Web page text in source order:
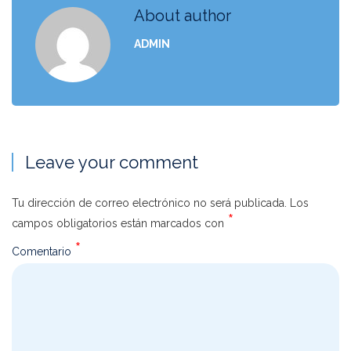
About author
ADMIN
Leave your comment
Tu dirección de correo electrónico no será publicada.
Los
campos obligatorios están marcados con *
Comentario *